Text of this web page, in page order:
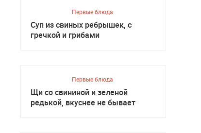
Первые блюда
Суп из свиных ребрышек, с
гречкой и грибами
Первые блюда
Щи со свининой и зеленой
редькой, вкуснее не бывает